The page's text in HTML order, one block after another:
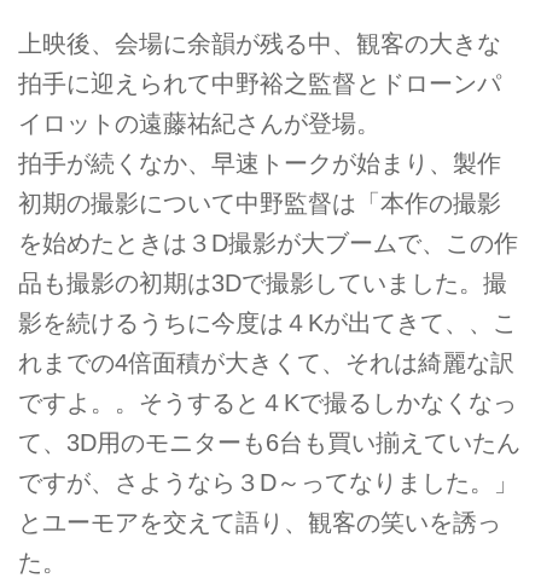
上映後、会場に余韻が残る中、観客の大きな
拍手に迎えられて中野裕之監督とドローンパ
イロットの遠藤祐紀さんが登場。
拍手が続くなか、早速トークが始まり、製作
初期の撮影について中野監督は「本作の撮影
を始めたときは３D撮影が大ブームで、この作
品も撮影の初期は3Dで撮影していました。撮
影を続けるうちに今度は４Kが出てきて、、こ
れまでの4倍面積が大きくて、それは綺麗な訳
ですよ。。そうすると４Kで撮るしかなくなっ
て、3D用のモニターも6台も買い揃えていたん
ですが、さようなら３D～ってなりました。」
とユーモアを交えて語り、観客の笑いを誘っ
た。